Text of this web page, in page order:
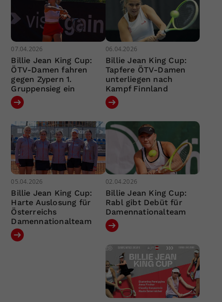
07.04.2026
Billie Jean King Cup:
ÖTV-Damen fahren
gegen Zypern 1.
Gruppensieg ein
06.04.2026
Billie Jean King Cup:
Tapfere ÖTV-Damen
unterliegen nach
Kampf Finnland
05.04.2026
Billie Jean King Cup:
Harte Auslosung für
Österreichs
Damennationalteam
02.04.2026
Billie Jean King Cup:
Rabl gibt Debüt für
Damennationalteam